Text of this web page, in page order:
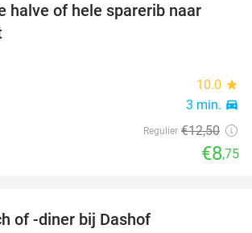
halve of hele sparerib naar
10.0 star
3 min. directions_car
Regulier €12,50
€8,75
of -diner bij Dashof